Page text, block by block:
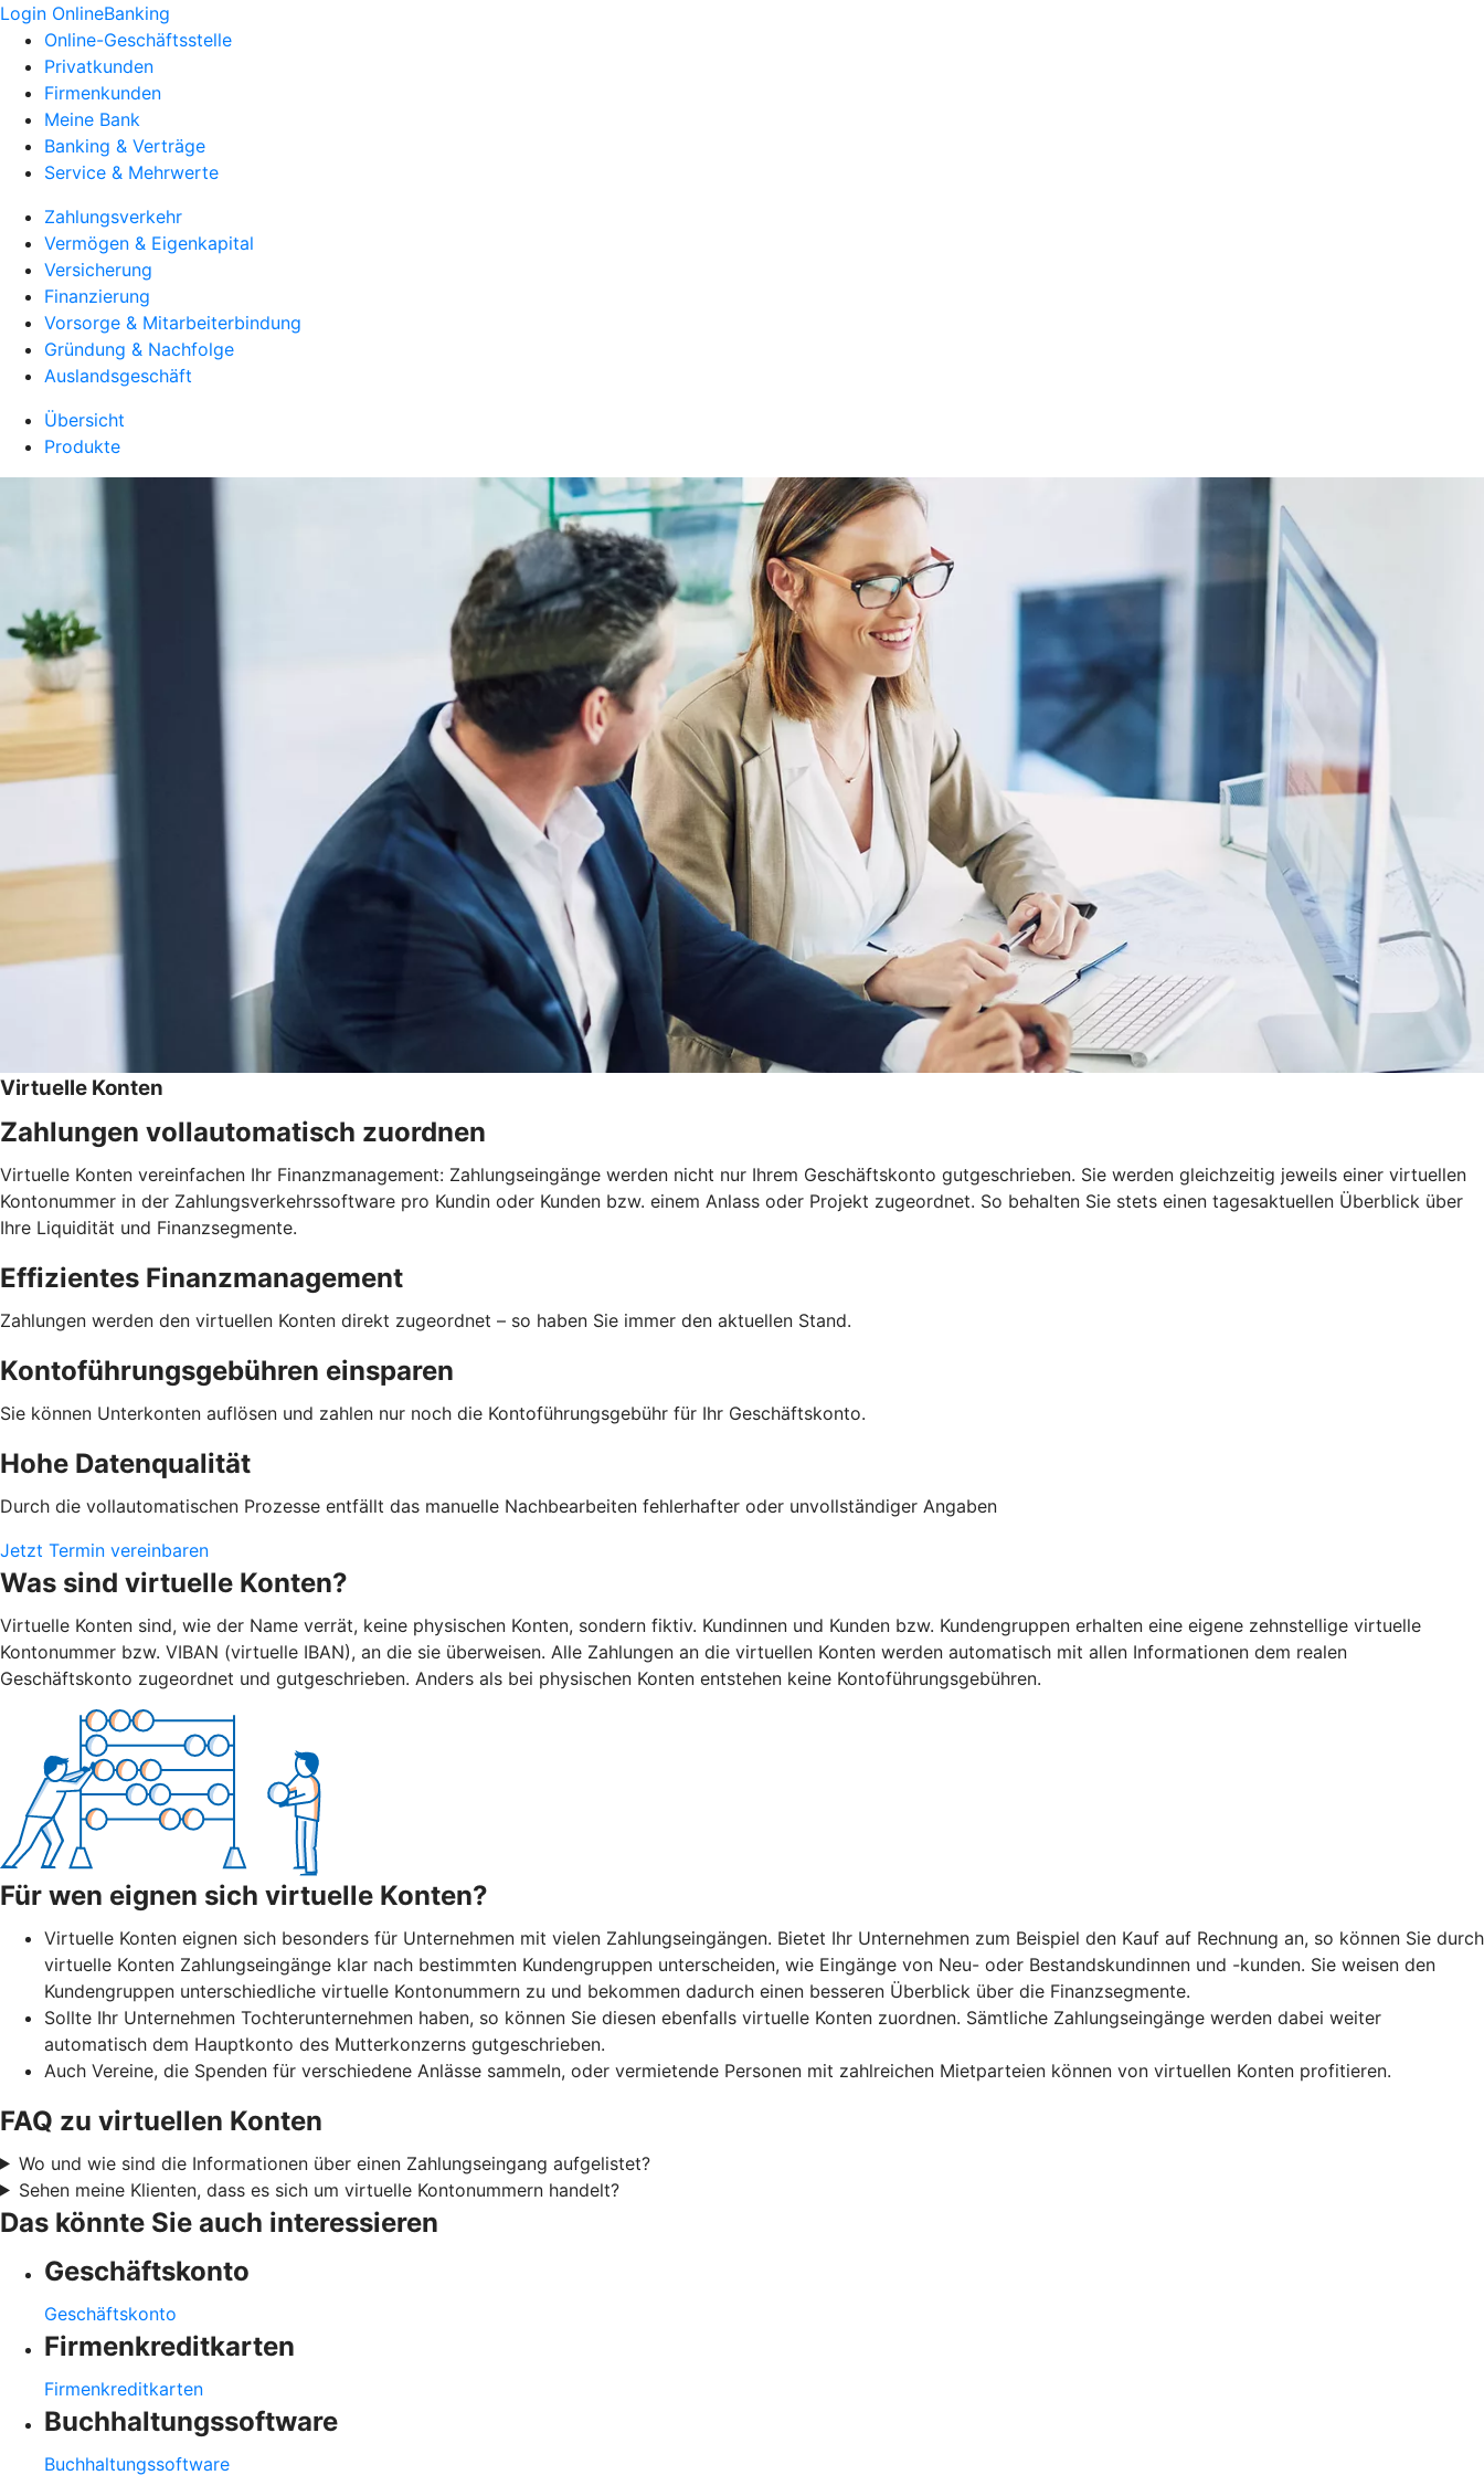
Login OnlineBanking
Online-Geschäftsstelle
Privatkunden
Firmenkunden
Meine Bank
Banking & Verträge
Service & Mehrwerte
Zahlungsverkehr
Vermögen & Eigenkapital
Versicherung
Finanzierung
Vorsorge & Mitarbeiterbindung
Gründung & Nachfolge
Auslandsgeschäft
Übersicht
Produkte
Virtuelle Konten
Zahlungen vollautomatisch zuordnen
Virtuelle Konten vereinfachen Ihr Finanzmanagement: Zahlungseingänge werden nicht nur Ihrem Geschäftskonto gutgeschrieben. Sie werden gleichzeitig jeweils einer virtuellen
Kontonummer in der Zahlungsverkehrssoftware pro Kundin oder Kunden bzw. einem Anlass oder Projekt zugeordnet. So behalten Sie stets einen tagesaktuellen Überblick über
Ihre Liquidität und Finanzsegmente.
Effizientes Finanzmanagement
Zahlungen werden den virtuellen Konten direkt zugeordnet – so haben Sie immer den aktuellen Stand.
Kontoführungsgebühren einsparen
Sie können Unterkonten auflösen und zahlen nur noch die Kontoführungsgebühr für Ihr Geschäftskonto.
Hohe Datenqualität
Durch die vollautomatischen Prozesse entfällt das manuelle Nachbearbeiten fehlerhafter oder unvollständiger Angaben
Jetzt Termin vereinbaren
Was sind virtuelle Konten?
Virtuelle Konten sind, wie der Name verrät, keine physischen Konten, sondern fiktiv. Kundinnen und Kunden bzw. Kundengruppen erhalten eine eigene zehnstellige virtuelle
Kontonummer bzw. VIBAN (virtuelle IBAN), an die sie überweisen. Alle Zahlungen an die virtuellen Konten werden automatisch mit allen Informationen dem realen
Geschäftskonto zugeordnet und gutgeschrieben. Anders als bei physischen Konten entstehen keine Kontoführungsgebühren.
Für wen eignen sich virtuelle Konten?
Virtuelle Konten eignen sich besonders für Unternehmen mit vielen Zahlungseingängen. Bietet Ihr Unternehmen zum Beispiel den Kauf auf Rechnung an, so können Sie durch
virtuelle Konten Zahlungseingänge klar nach bestimmten Kundengruppen unterscheiden, wie Eingänge von Neu- oder Bestandskundinnen und -kunden. Sie weisen den
Kundengruppen unterschiedliche virtuelle Kontonummern zu und bekommen dadurch einen besseren Überblick über die Finanzsegmente.
Sollte Ihr Unternehmen Tochterunternehmen haben, so können Sie diesen ebenfalls virtuelle Konten zuordnen. Sämtliche Zahlungseingänge werden dabei weiter
automatisch dem Hauptkonto des Mutterkonzerns gutgeschrieben.
Auch Vereine, die Spenden für verschiedene Anlässe sammeln, oder vermietende Personen mit zahlreichen Mietparteien können von virtuellen Konten profitieren.
FAQ zu virtuellen Konten
Wo und wie sind die Informationen über einen Zahlungseingang aufgelistet?
Sehen meine Klienten, dass es sich um virtuelle Kontonummern handelt?
Das könnte Sie auch interessieren
Geschäftskonto
Geschäftskonto
Firmenkreditkarten
Firmenkreditkarten
Buchhaltungssoftware
Buchhaltungssoftware